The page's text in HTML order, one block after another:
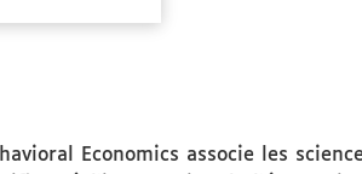
Economics associe les